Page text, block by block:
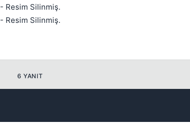
- Resim Silinmiş.
- Resim Silinmiş.
6 YANIT